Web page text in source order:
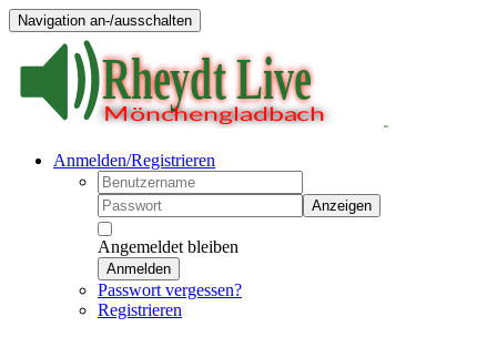
Navigation an-/ausschalten
Anmelden/Registrieren
Anzeigen
Angemeldet bleiben
Anmelden
Passwort vergessen?
Registrieren